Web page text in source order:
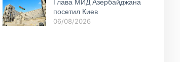
Глава МИД Азербайджана
посетил Киев
06/08/2026